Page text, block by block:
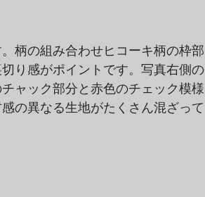
柄の組み合わせヒコーキ柄の枠部
り感がポイントです。写真右側の
ャック部分と赤色のチェック模様
の異なる生地がたくさん混ざって